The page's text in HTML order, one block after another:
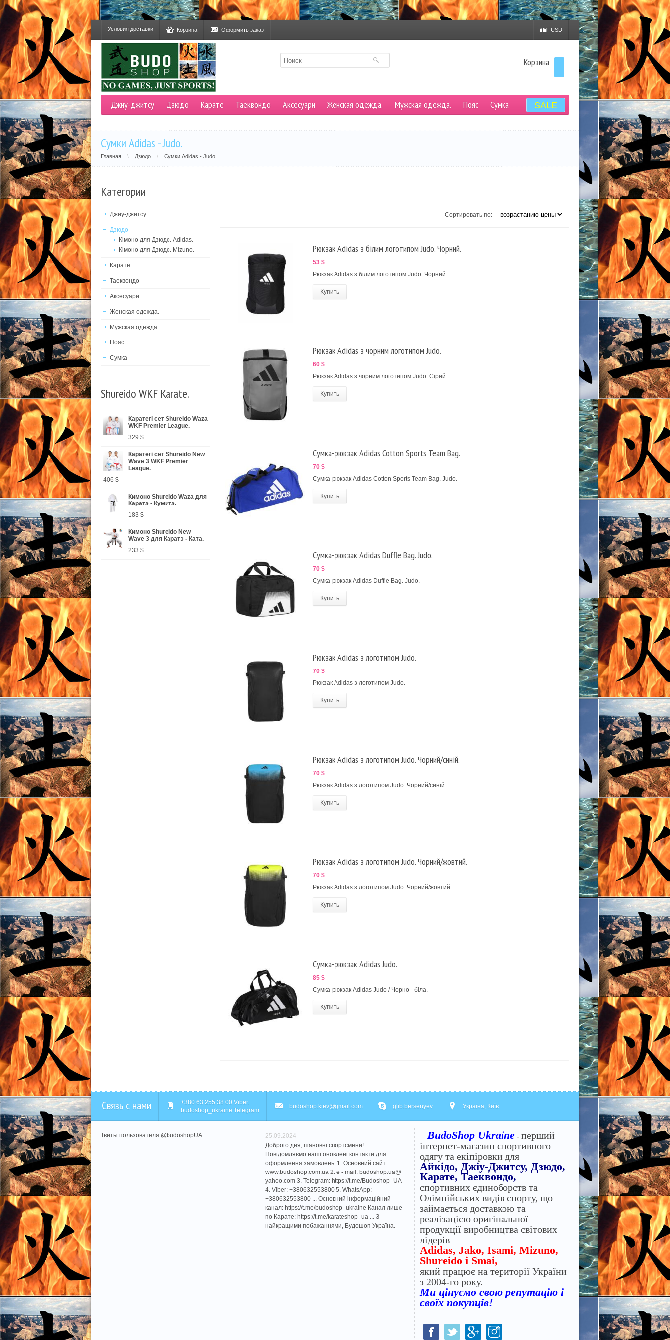
USD
Условия доставки Корзина Оформить заказ
Корзина
Джиу-джитсу Дзюдо Карате Таеквондо Аксесуари Женская одежда. Мужская одежда. Пояс Сумка SALE
Сумки Adidas - Judo.
Главная \ Дзюдо \ Сумки Adidas - Judo.
Категории
Джиу-джитсу
Дзюдо
Кімоно для Дзюдо. Adidas.
Кімоно для Дзюдо. Mizuno.
Карате
Таеквондо
Аксесуари
Женская одежда.
Мужская одежда.
Пояс
Сумка
Shureido WKF Karate.
Каратегі сет Shureido Waza
WKF Premier League.
329 $
Каратегі сет Shureido New
Wave 3 WKF Premier
League.
406 $
Кимоно Shureido Waza для
Каратэ - Кумитэ.
183 $
Кимоно Shureido New
Wave 3 для Каратэ - Ката.
233 $
Сортировать по:
Рюкзак Adidas з білим логотипом Judo. Чорний.
53 $
Рюкзак Adidas з білим логотипом Judo. Чорний.
Купить
Рюкзак Adidas з чорним логотипом Judo.
60 $
Рюкзак Adidas з чорним логотипом Judo. Сірий.
Купить
Сумка-рюкзак Adidas Cotton Sports Team Bag.
70 $
Сумка-рюкзак Adidas Cotton Sports Team Bag. Judo.
Купить
Сумка-рюкзак Adidas Duffle Bag. Judo.
70 $
Сумка-рюкзак Adidas Duffle Bag. Judo.
Купить
Рюкзак Adidas з логотипом Judo.
70 $
Рюкзак Adidas з логотипом Judo.
Купить
Рюкзак Adidas з логотипом Judo. Чорний/синій.
70 $
Рюкзак Adidas з логотипом Judo. Чорний/синій.
Купить
Рюкзак Adidas з логотипом Judo. Чорний/жовтий.
70 $
Рюкзак Adidas з логотипом Judo. Чорний/жовтий.
Купить
Сумка-рюкзак Adidas Judo.
85 $
Сумка-рюкзак Adidas Judo / Чорно - біла.
Купить
Связь с нами
+380 63 255 38 00 Viber.
budoshop_ukraine Telegram
budoshop.kiev@gmail.com glib.bersenyev Україна, Київ
Твиты пользователя @budoshopUA
25.09.2024
Доброго дня, шановні спортсмени!
Повідомляємо наші оновлені контакти для
оформлення замовлень: 1. Основний сайт
www.budoshop.com.ua 2. e - mail: budoshop.ua@​
yahoo.com 3. Telegram: https://t.me/Budoshop_UA
4. Viber: +380632553800 5. WhatsApp:
+380632553800 ... Основний інформаційний
канал: https://t.me/budoshop_ukraine Канал лише
по Карате: https://t.me/karateshop_ua ... З
найкращими побажаннями, Будошоп Україна.
BudoShop Ukraine - перший
інтернет-магазин спортивного
одягу та екіпіровки для
Айкідо, Джіу-Джитсу, Дзюдо,
Карате, Таеквондо,
спортивних єдиноборств та
Олімпійських видів спорту, що
займається доставкою та
реалізацією оригінальної
продукції виробництва світових
лідерів
Adidas, Jako, Isami, Mizuno,
Shureido і Smai,
який працює на території України
з 2004-го року.
Ми цінуємо свою репутацію і
своїх покупців!